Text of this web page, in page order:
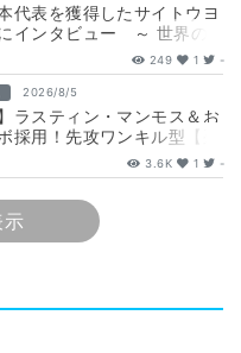
代表を獲得したサイトウヨ
インタビュー ～ 世界の
、サイトウ選手の軌跡と決
249 1 -
2026/8/5
ラスティン・マンモス＆お
採用！先攻ワンキル型【列
解説と展開
3.6K 1 -
示